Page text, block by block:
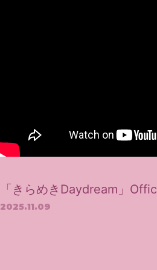
「きらめきDaydream」
2025.11.09